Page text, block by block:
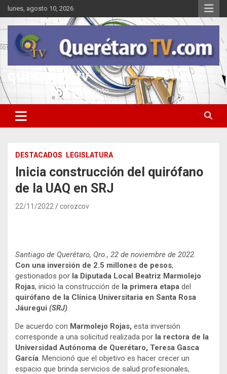
Saltar
al
contenido
lunes, agosto 10, 2026
queretarotv
Información y entretenimiento
DESTACADOS LEGISLATURA
Inicia construcción del quirófano
de la UAQ en SRJ
22/11/2022 corozcov
Santiago de Querétaro, Qro., 22 de noviembre de 2022.
Con una inversión de 2.5 millones de pesos,
gestionados por la Diputada Local Beatriz Marmolejo
Rojas, inició la construcción de la primera etapa del
quirófano de la Clínica Universitaria en Santa Rosa
Jáuregui (SRJ).
De acuerdo con Marmolejo Rojas, esta inversión
corresponde a una solicitud realizada por la rectora de la
Universidad Autónoma de Querétaro, Teresa Gasca
García. Mencionó que el objetivo es hacer crecer un
espacio que brinda servicios de salud profesionales,